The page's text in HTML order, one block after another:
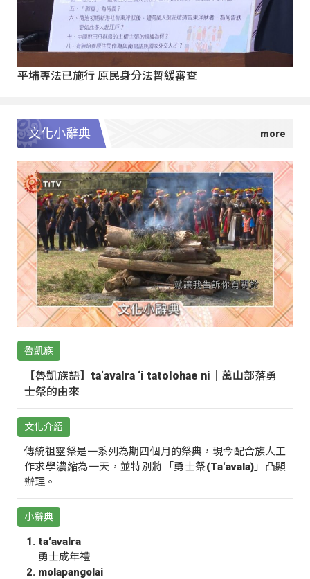
平埔專法已施行 原民身分法暫緩審查
文化小辭典
魯凱族
【魯凱族語】ta‘avalra ‘i tatolohae ni｜萬山部落勇
士祭的由來
文化介紹
傳統祖靈祭是一系列為期四個月的祭典，現今配合族人工
作求學濃縮為一天，並特別將「勇士祭(Ta‘avala)」凸顯
辦理。
小辭典
ta‘avalra
勇士成年禮
molapangolai